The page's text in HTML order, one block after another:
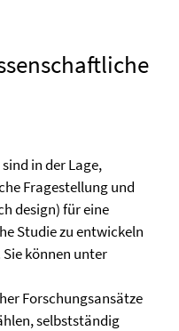
in der Lage,
Fragestellung und
design) für eine
Studie zu entwickeln
können unter
Forschungsansätze
selbstständig